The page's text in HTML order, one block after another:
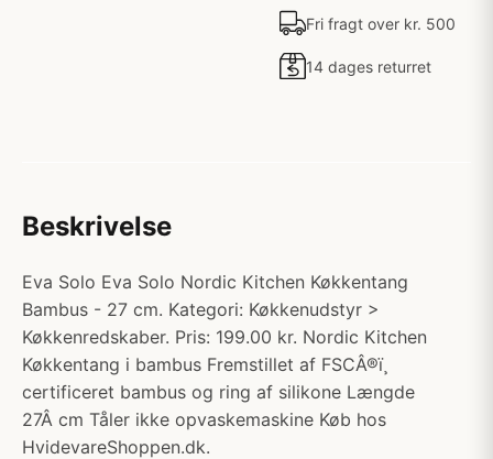
Fri fragt over kr. 500
14 dages returret
Beskrivelse
Eva Solo Eva Solo Nordic Kitchen Køkkentang
Bambus - 27 cm. Kategori: Køkkenudstyr >
Køkkenredskaber. Pris: 199.00 kr. Nordic Kitchen
Køkkentang i bambus Fremstillet af FSCÂ®ï¸
certificeret bambus og ring af silikone Længde
27Â cm Tåler ikke opvaskemaskine Køb hos
HvidevareShoppen.dk.